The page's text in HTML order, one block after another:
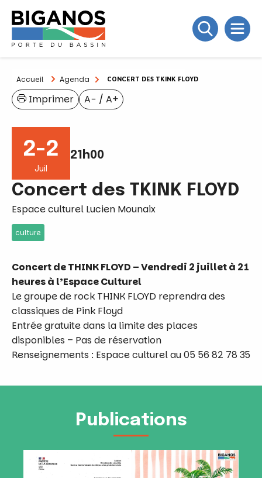
Accueil Agenda CONCERT DES TKINK FLOYD
A− / A+
Imprimer
2-2
Juil
21h00
Concert des TKINK FLOYD
Espace culturel Lucien Mounaix
culture
Concert de THINK FLOYD –Vendredi 2 juillet à 21
heures à l’Espace Culturel
Le groupe de rock THINK FLOYD reprendra des
classiques de Pink Floyd
Entrée gratuite dans la limite des places
disponibles – Pas de réservation
Renseignements : Espace culturel au 05 56 82 78 35
Publications